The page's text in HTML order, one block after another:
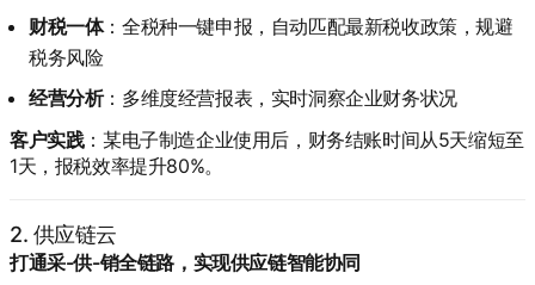
财税一体：全税种一键申报，自动匹配最新税收政策，规避
税务风险
经营分析：多维度经营报表，实时洞察企业财务状况
客户实践：某电子制造企业使用后，财务结账时间从5天缩短至
1天，报税效率提升80%。
2. 供应链云
打通采-供-销全链路，实现供应链智能协同